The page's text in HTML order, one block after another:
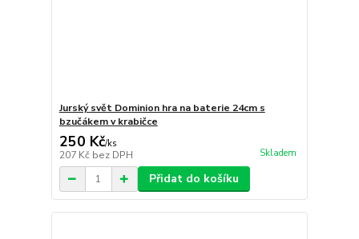
Jurský svět Dominion hra na baterie 24cm s
bzučákem v krabičce
250 Kč/ks
207 Kč bez DPH Skladem
Přidat do košíku